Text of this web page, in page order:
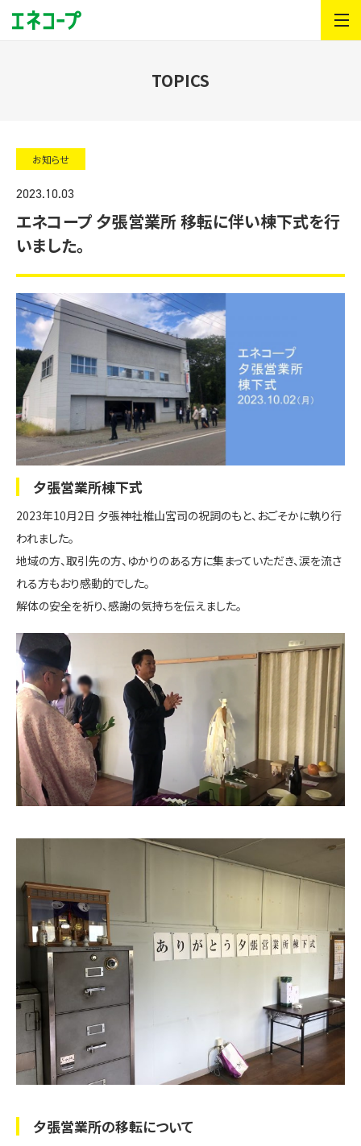
TOPICS
お知らせ
2023.10.03
エネコープ 夕張営業所 移転に伴い棟下式を行
いました。
夕張営業所棟下式
2023年10月2日 夕張神社椎山宮司の祝詞のもと、おごそかに執り行
われました。
地域の方、取引先の方、ゆかりのある方に集まっていただき、涙を流さ
れる方もおり感動的でした。
解体の安全を祈り、感謝の気持ちを伝えました。
夕張営業所の移転について